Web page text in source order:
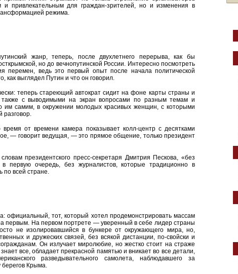
и привлекательным для граждан-зрителей, но и изменения в
режима.
жанр, теперь, после двухлетнего перерыва, как бы
но до вечнопутинской России. Интересно посмотреть
ведь это первый опыт после начала политической
выглядел Путин и что он говорил.
теперь стареющий автократ сидит на фоне карты страны и
также с выводимыми на экран вопросами по разным темам и
им самим, в окружении молодых красивых женщин, с которыми
разговор.
время от времени камера показывает колл-центр с десятками
— говорит ведущая, — это прямое общение, только президент
президентского пресс-секретаря Дмитрия Пескова, «без
первую очередь, без журналистов, которые традиционно в
по всей стране.
официальный, тот, который хотел продемонстрировать массам
первым. На первом портрете — уверенный в себе лидер страны
не изолировавшийся в бункере от окружающего мира, но,
и дружеских связей, без всякой дистанции, по-свойски и
Он излучает миролюбие, но жестко стоит на страже
все, обладает прекрасной памятью и вникает во все детали,
разведывательного самолета, наблюдавшего за
берегов Крыма.